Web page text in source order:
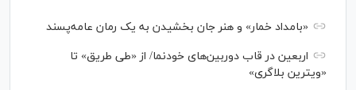
«بامداد خمار» و هنر جان بخشیدن به یک رمان عامه‌پسند
اربعین در قاب دوربین‌های خودنما/ از «طی طریق» تا
«ویترین بلاگری»